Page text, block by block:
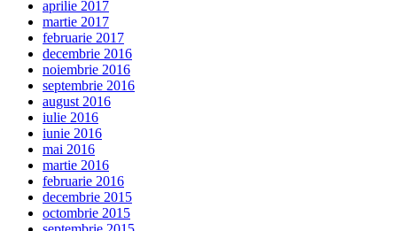
aprilie 2017
martie 2017
februarie 2017
decembrie 2016
noiembrie 2016
septembrie 2016
august 2016
iulie 2016
iunie 2016
mai 2016
martie 2016
februarie 2016
decembrie 2015
octombrie 2015